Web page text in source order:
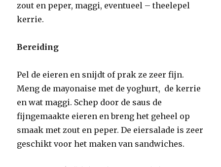
zout en peper, maggi, eventueel – theelepel
kerrie.
Bereiding
Pel de eieren en snijdt of prak ze zeer fijn.
Meng de mayonai­se met de yoghurt, de kerrie
en wat maggi. Schep door de saus de
fijngemaakte eieren en breng het geheel op
smaak met zout en peper. De eiersalade is zeer
geschikt voor het maken van sandwiches.